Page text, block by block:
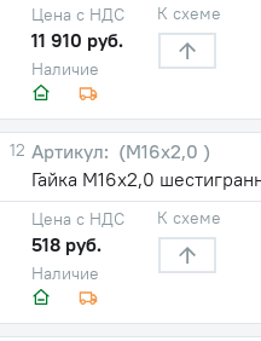
Наличие
Цена с НДС
11 910 руб.
К схеме
12
(М16х2,0 )
Гайка М16х2,0
Наличие
Цена с НДС
518 руб.
К схеме